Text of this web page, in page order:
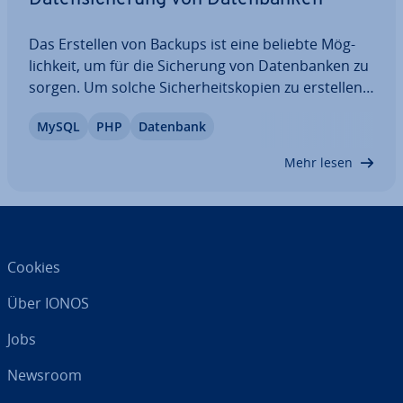
Das Erstellen von Backups ist eine beliebte Mög­
lich­keit, um für die Sicherung von Da­ten­ban­ken zu
sorgen. Um solche Si­cher­heits­ko­pien zu erstellen,
der Ein­rich­tung passender Backup-Struk­tu­ren. Wie
MySQL PHP Datenbank
Mehr lesen
Cookies
Über IONOS
Jobs
Newsroom